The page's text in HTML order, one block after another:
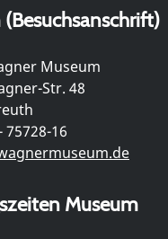
Museum
Str. 48
75728-16
Museum